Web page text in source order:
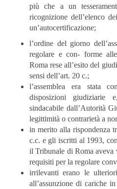
più che a un
ricognizione dell’elenco
un’autocertificazione;
l’ordine del giorno
regolare e con- forme
Roma rese all’esito del
sensi dell’art. 20 c.;
l’assemblea era stata
disposizioni
sindacabile dall’Autorità
legittimità o contrarietà a
in merito alla rispondenza
c.c. e gli iscritti al 1993,
il Tribunale di Roma aveva
requisiti per la regolare
irrilevanti erano le
all’assunzione di cariche